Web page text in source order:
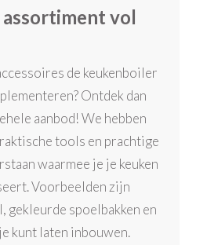
vol
de keukenboiler
Ontdek dan
aanbod! We hebben
tools en prachtige
waarmee je je keuken
Voorbeelden zijn
gekleurde spoelbakken en
kunt laten inbouwen.